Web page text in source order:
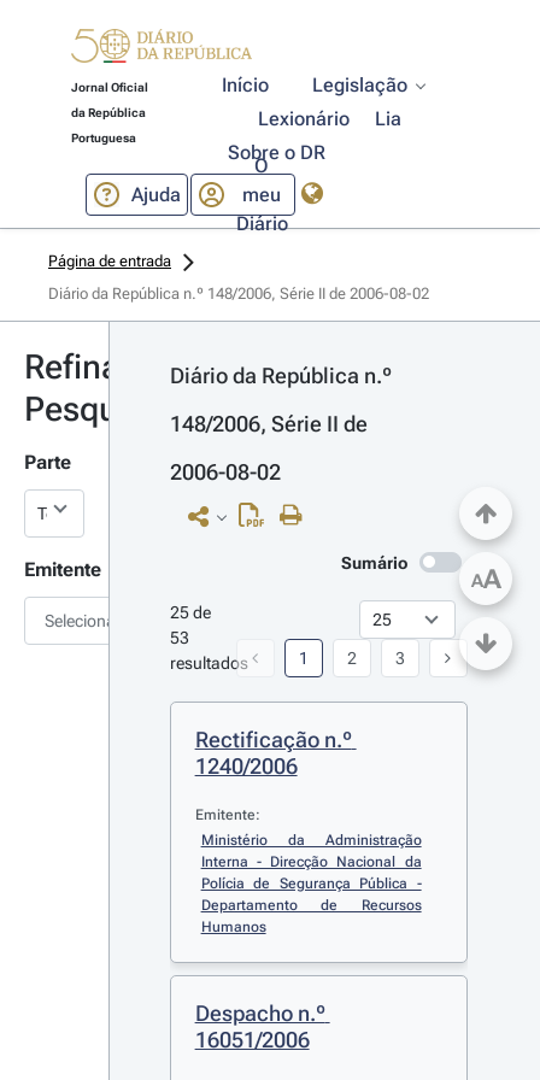
Jornal Oficial
da República
Portuguesa
Início
Legislação
Lexionário
Lia
Sobre o DR
Ajuda
O
meu
Diário
Página de entrada
Diário da República n.º 148/2006, Série II de 2006-08-02
Refinar
Pesquisa
Parte
Emitente
Selecionar
Diário da República n.º
148/2006, Série II de
2006-08-02
Sumário
25 de
53
resultados
1 2 3
Rectificação n.º
1240/2006
Emitente:
Ministério da Administração
Interna - Direcção Nacional da
Polícia de Segurança Pública -
Departamento de Recursos
Humanos
Despacho n.º
16051/2006
AA